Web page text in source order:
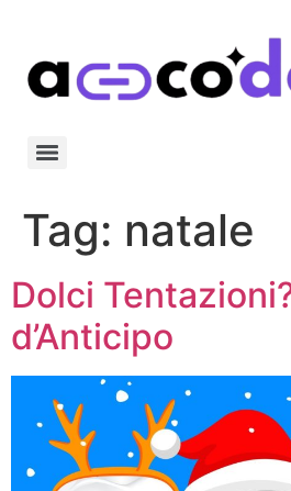
Tag: natale
Dolci
d’Anticipo